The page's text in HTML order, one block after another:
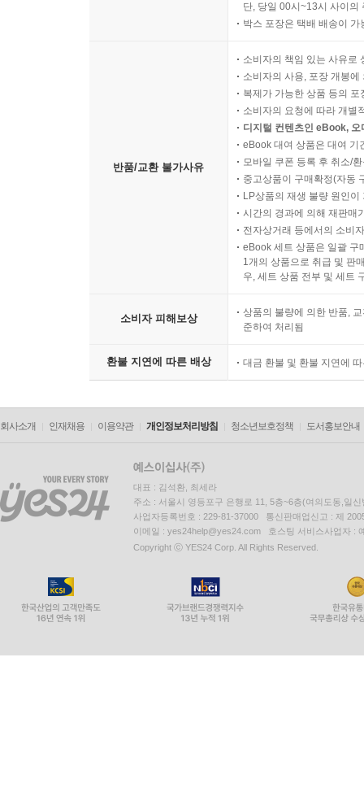
단, 당일 00시~13시 사이의
박스 포장은 택배 배송이
반품/교환 불가사유
소비자의 책임 있는 사유로
소비자의 사용, 포장 개봉
복제가 가능한 상품 등의
소비자의 요청에 따라 개별
디지털 컨텐츠인 eBook,
eBook 대여 상품은 대여 기
모바일 쿠폰 등록 후 취소/
중고상품이 구매확정(자동
LP상품의 재생 불량 원인
시간의 경과에 의해 재판매
전자상거래 등에서의 소비
eBook 세트 상품은 일괄 구
1개의 상품으로 취급 및 판
우, 세트 상품 전부 및 세트
소비자 피해보상
상품의 불량에 의한 반품,
준하여 처리됨
환불 지연에 따른 배상 대금 환불 및 환불 지연에
회사소개 인재채용 이용약관 개인정보처리방침 청소년보호정책 도서홍보안내
대표 : 김석환, 최세라
주소 : 서울시 영등포구 은행로 11, 5층~6층(여의도동,일신
사업자등록번호 : 229-81-37000 통신판매업신고 : 제
이메일 : yes24help@yes24.com 호스팅 서비스사업자 :
Copyright ⓒ YES24 Corp. All Rights Reserved.